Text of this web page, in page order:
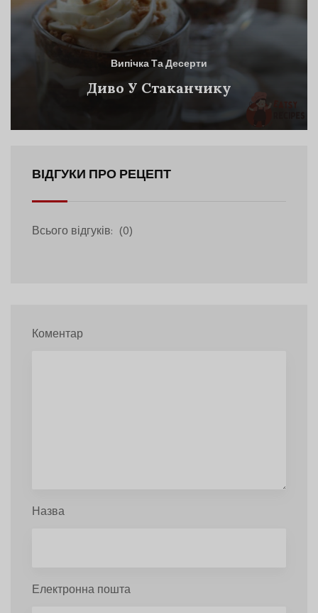
Випічка Та Десерти
Диво У Стаканчику
ВІДГУКИ ПРО РЕЦЕПТ
Всього відгуків: (0)
Коментар
Назва
Електронна пошта